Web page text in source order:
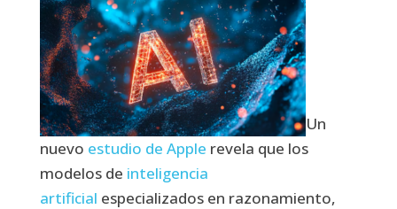
Un
nuevo estudio de Apple revela que los
modelos de inteligencia
artificial especializados en razonamiento,